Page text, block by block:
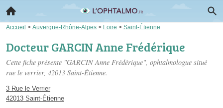
Accueil > Auvergne-Rhône-Alpes > Loire > Saint-Étienne
Docteur GARCIN Anne Frédérique
Cette fiche présente "GARCIN Anne Frédérique", ophtalmologue situé
rue le verrier, 42013 Saint-Étienne.
3 Rue le Verrier
42013 Saint-Étienne